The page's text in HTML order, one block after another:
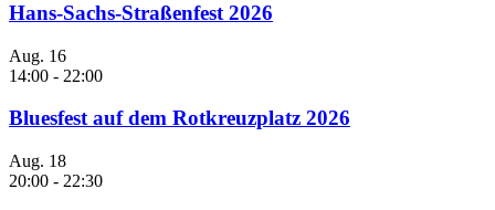
Hans-Sachs-Straßenfest 2026
Aug. 16
14:00 - 22:00
Bluesfest auf dem Rotkreuzplatz 2026
Aug. 18
20:00 - 22:30